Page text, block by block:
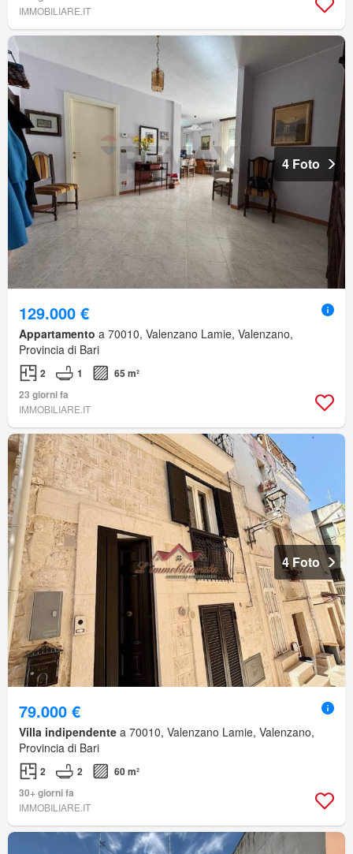
IMMOBILIARE.IT
4 Foto
129.000 €
Appartamento a 70010, Valenzano Lamie, Valenzano,
Provincia di Bari
2 1
65 m²
23 giorni fa
IMMOBILIARE.IT
4 Foto
79.000 €
Villa indipendente a 70010, Valenzano Lamie, Valenzano,
Provincia di Bari
2 2
60 m²
30+ giorni fa
IMMOBILIARE.IT